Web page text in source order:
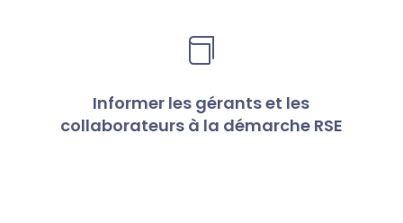

Informer les gérants et les
collaborateurs à la démarche RSE